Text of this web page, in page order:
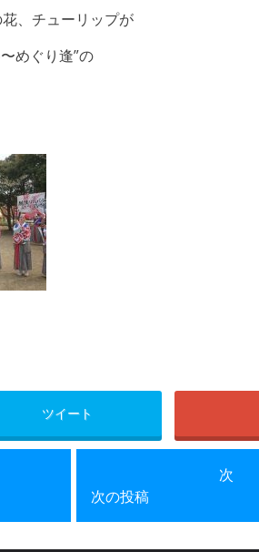
、チューリップが
めぐり逢”の
ツイート
次
次の投稿